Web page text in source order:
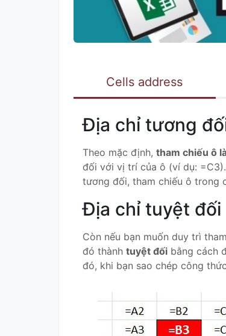
Cells address
Địa chỉ tương
Theo mặc định, tham chiếu ô
đối với vị trí của ô (ví dụ:
tương đối, tham chiếu ô trong
Địa chỉ tuyệt đối
Còn nếu bạn muốn duy trì
đó thành tuyệt đối bằng cách
đó, khi bạn sao chép công